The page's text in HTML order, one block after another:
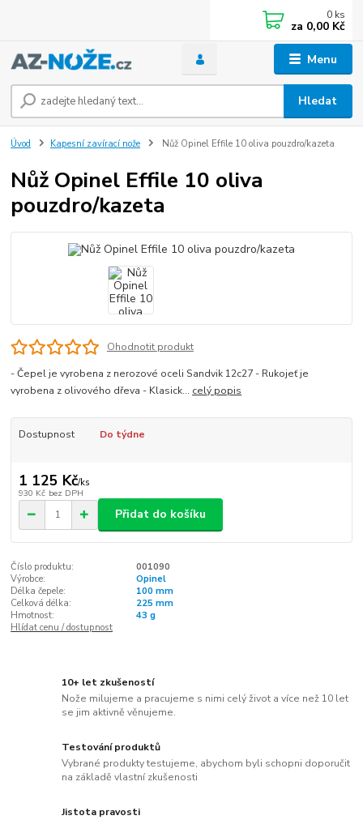
Menu
Hledat
0 ks
za 0,00 Kč
Úvod Kapesní zavírací nože Nůž Opinel Effile 10 oliva pouzdro/kazeta
Nůž Opinel Effile 10 oliva
pouzdro/kazeta
Ohodnotit produkt
- Čepel je vyrobena z nerozové oceli Sandvik 12c27 - Rukojeť je
vyrobena z olivového dřeva - Klasick... celý popis
Dostupnost Do týdne
1 125 Kč/ks
930 Kč bez DPH
Přidat do košíku
Číslo produktu:
001090
Výrobce:
Opinel
Délka čepele:
100 mm
Celková délka:
225 mm
Hmotnost:
43 g
Hlídat cenu / dostupnost
10+ let zkušeností
Nože milujeme a pracujeme s nimi celý život a více než 10 let
se jim aktivně věnujeme.
Testování produktů
Vybrané produkty testujeme, abychom byli schopni doporučit
na základě vlastní zkušenosti
Jistota pravosti